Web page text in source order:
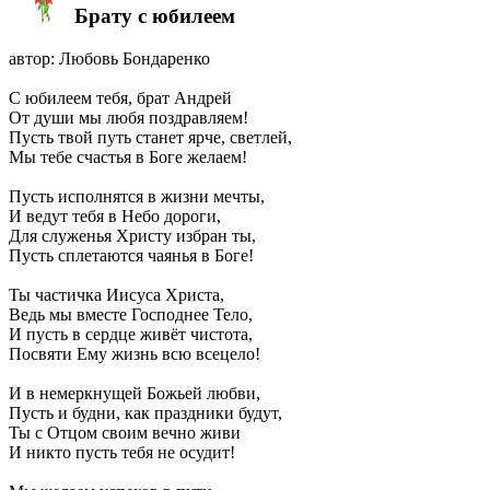
Брату с юбилеем
автор: Любовь Бондаренко
С юбилеем тебя, брат Андрей
От души мы любя поздравляем!
Пусть твой путь станет ярче, светлей,
Мы тебе счастья в Боге желаем!
Пусть исполнятся в жизни мечты,
И ведут тебя в Небо дороги,
Для служенья Христу избран ты,
Пусть сплетаются чаянья в Боге!
Ты частичка Иисуса Христа,
Ведь мы вместе Господнее Тело,
И пусть в сердце живёт чистота,
Посвяти Ему жизнь всю всецело!
И в немеркнущей Божьей любви,
Пусть и будни, как праздники будут,
Ты с Отцом своим вечно живи
И никто пусть тебя не осудит!